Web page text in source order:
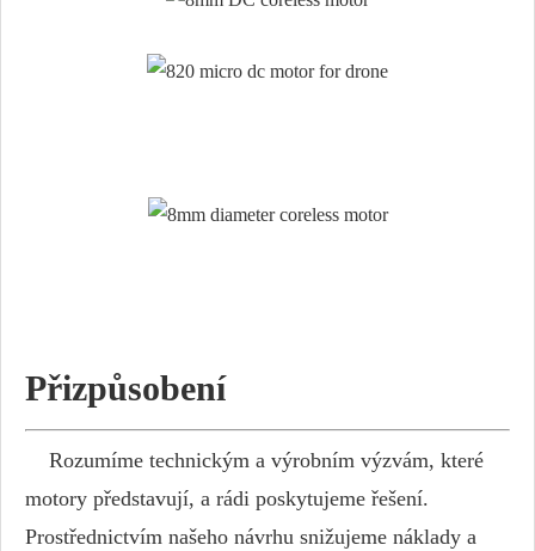
Přizpůsobení
Rozumíme technickým a výrobním výzvám, které
motory představují, a rádi poskytujeme řešení.
Prostřednictvím našeho návrhu snižujeme náklady a